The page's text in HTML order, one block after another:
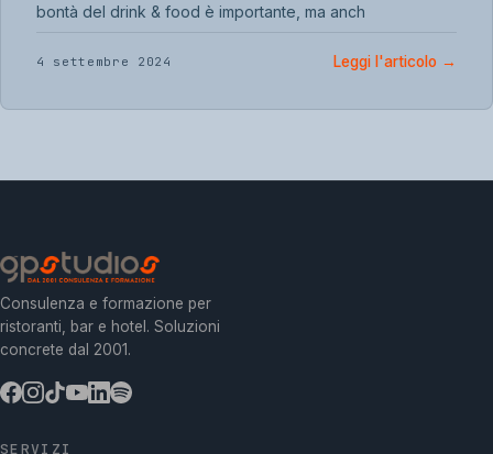
bontà del drink & food è importante, ma anch
4 settembre 2024 Leggi l'articolo →
Consulenza e formazione per
ristoranti, bar e hotel. Soluzioni
concrete dal 2001.
SERVIZI